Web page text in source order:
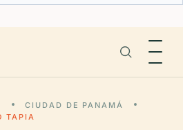
CIUDAD DE PANAMÁ
TAPIA